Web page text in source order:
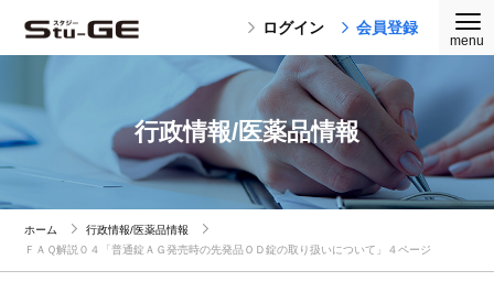
ログイン 会員登録
行政情報/医薬品情報
ホーム
行政情報/医薬品情報
ＦＡＱ解説０４「普通錠ＡＧ発売時の先発品ＯＤ錠の取り扱いについて」４ページ